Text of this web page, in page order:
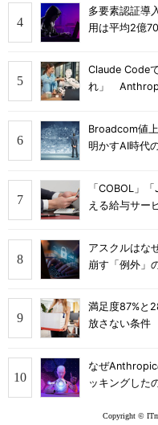
多要素認証導
用は平均2億
Claude Code
れ」
Broadcom値
明かすAI時代
「COBOL」
える給与サー
アスクルはな
崩す「例外」
満足度87%と
放さない条件
なぜAnthropic
ッキングした
Copyright ©